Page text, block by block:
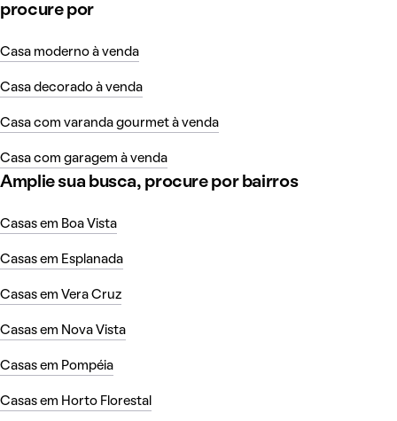
procure por
Casa moderno à venda
Casa decorado à venda
Casa com varanda gourmet à venda
Casa com garagem à venda
Amplie sua busca, procure por bairros
Casas em Boa Vista
Casas em Esplanada
Casas em Vera Cruz
Casas em Nova Vista
Casas em Pompéia
Casas em Horto Florestal